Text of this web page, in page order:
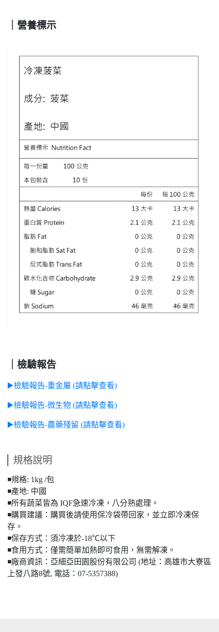
｜營養標示
｜檢驗報告
▶️檢驗報告-重金屬 (請點擊查看)
▶️檢驗報告-微生物 (請點擊查看)
▶️檢驗報告-農藥殘留 (請點擊查看)
規格說明
◾️規格: 1kg /包
◾️產地: 中國
◾️所有蔬菜皆為 IQF急速冷凍，八分熟處理。
◾️購買建議：購買後請使用保冷袋帶回家，並立即冷凍保
存。
◾️保存方式：須冷凍於-18℃以下
◾️食用方式：僅需簡單加熱即可食用，無需解凍。
◾️廠商資訊：亞細亞田園股份有限公司 (地址：高雄市大寮區
上發八路8號, 電話：07-5357388)